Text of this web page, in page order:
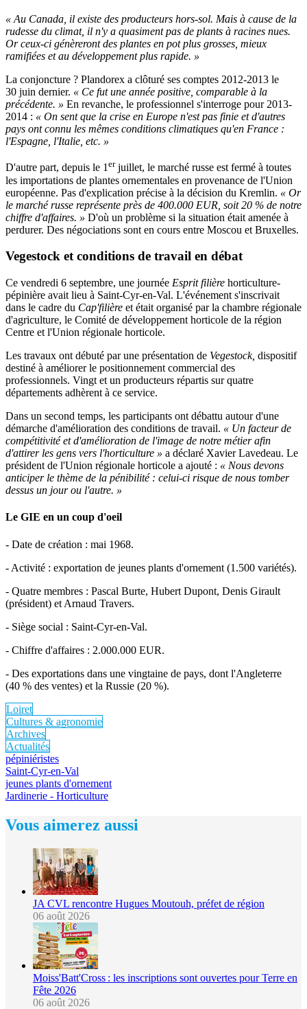
« Au Canada, il existe des producteurs hors-sol. Mais à cause de la
rudesse du climat, il n'y a quasiment pas de plants à racines nues.
Or ceux-ci génèreront des plantes en pot plus grosses, mieux
ramifiées et au développement plus rapide. »
La conjoncture ? Plandorex a clôturé ses comptes 2012-2013 le
30 juin dernier. « Ce fut une année positive, comparable à la
précédente. » En revanche, le professionnel s'interroge pour 2013-
2014 : « On sent que la crise en Europe n'est pas finie et d'autres
pays ont connu les mêmes conditions climatiques qu'en France :
l'Espagne, l'Italie, etc. »
D'autre part, depuis le 1erjuillet, le marché russe est fermé à toutes
les importations de plantes ornementales en provenance de l'Union
européenne. Pas d'explication précise à la décision du Kremlin. « Or
le marché russe représente près de 400.000 EUR, soit 20 % de notre
chiffre d'affaires. » D'où un problème si la situation était amenée à
perdurer. Des négociations sont en cours entre Moscou et Bruxelles.
Vegestock et conditions de travail en débat
Ce vendredi 6 septembre, une journée Esprit filière horticulture-
pépinière avait lieu à Saint-Cyr-en-Val. L'événement s'inscrivait
dans le cadre du Cap'filière et était organisé par la chambre régionale
d'agriculture, le Comité de développement horticole de la région
Centre et l'Union régionale horticole.
Les travaux ont débuté par une présentation de Vegestock, dispositif
destiné à améliorer le positionnement commercial des
professionnels. Vingt et un producteurs répartis sur quatre
départements adhèrent à ce service.
Dans un second temps, les participants ont débattu autour d'une
démarche d'amélioration des conditions de travail. « Un facteur de
compétitivité et d'amélioration de l'image de notre métier afin
d'attirer les gens vers l'horticulture » a déclaré Xavier Lavedeau. Le
président de l'Union régionale horticole a ajouté : « Nous devons
anticiper le thème de la pénibilité : celui-ci risque de nous tomber
dessus un jour ou l'autre. »
Le GIE en un coup d'oeil
- Date de création : mai 1968.
- Activité : exportation de jeunes plants d'ornement (1.500 variétés).
- Quatre membres : Pascal Burte, Hubert Dupont, Denis Girault
(président) et Arnaud Travers.
- Siège social : Saint-Cyr-en-Val.
- Chiffre d'affaires : 2.000.000 EUR.
- Des exportations dans une vingtaine de pays, dont l'Angleterre
(40 % des ventes) et la Russie (20 %).
Loiret
Cultures & agronomie
Archives
Actualités
pépiniéristes
Saint-Cyr-en-Val
jeunes plants d'ornement
Jardinerie - Horticulture
Vous aimerez aussi
JA CVL rencontre Hugues Moutouh, préfet de région
06 août 2026
Moiss'Batt'Cross : les inscriptions sont ouvertes pour Terre en
Fête 2026
06 août 2026